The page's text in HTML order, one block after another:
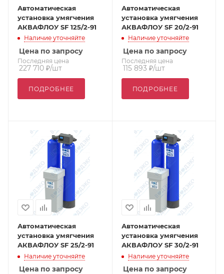
Автоматическая
установка умягчения
АКВАФЛОУ SF 125/2-91
Наличие уточняйте
Цена по запросу
Последняя цена
227 710 ₽/шт
ПОДРОБНЕЕ
Автоматическая
установка умягчения
АКВАФЛОУ SF 20/2-91
Наличие уточняйте
Цена по запросу
Последняя цена
115 893 ₽/шт
ПОДРОБНЕЕ
Автоматическая
установка умягчения
АКВАФЛОУ SF 25/2-91
Наличие уточняйте
Цена по запросу
Автоматическая
установка умягчения
АКВАФЛОУ SF 30/2-91
Наличие уточняйте
Цена по запросу